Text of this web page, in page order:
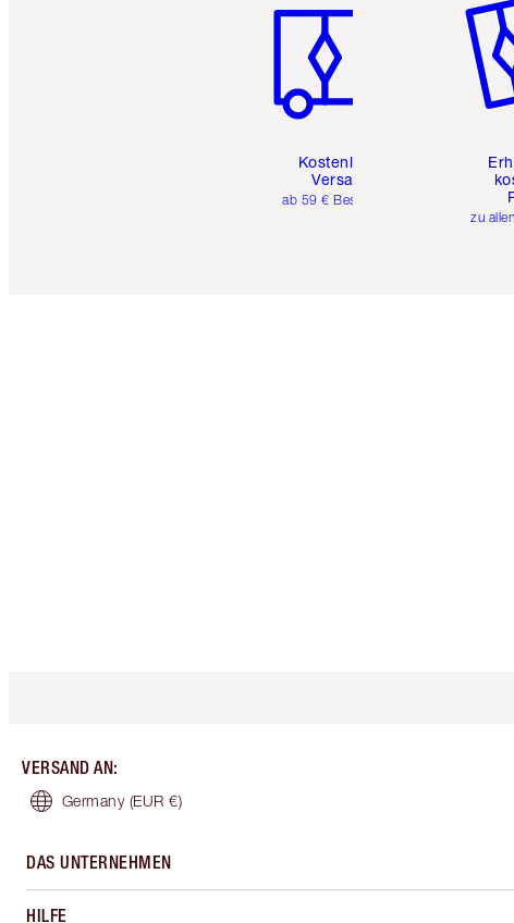
Kostenloser
Versand
ab 59 € Bestellwert
zu
VERSAND AN:
Germany (EUR €)
DAS UNTERNEHMEN
HILFE